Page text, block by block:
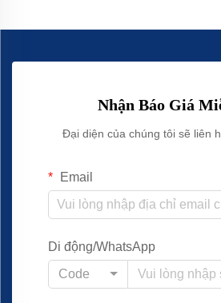
Nhận Báo Giá
Đại diện của chúng tôi sẽ liên
Email
Di động/WhatsApp
Code